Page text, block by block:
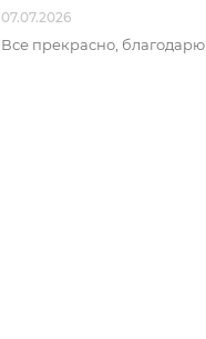
07.07.2026
Все прекрасно, благодарю.